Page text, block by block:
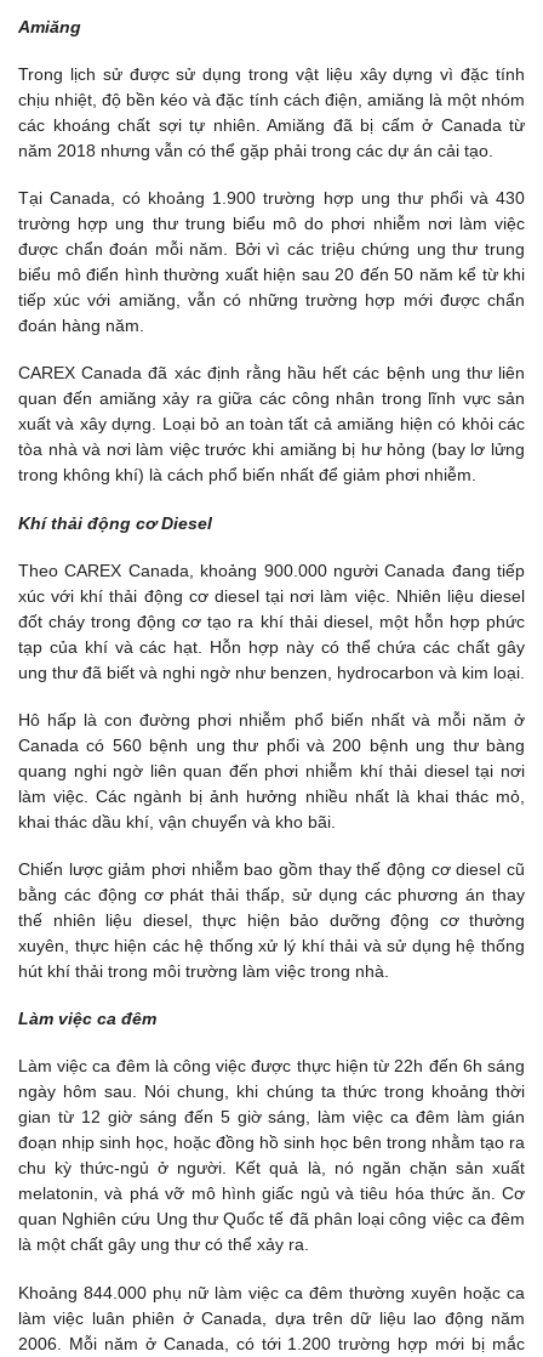
Amiăng
Trong lịch sử được sử dụng trong vật liệu xây dựng vì đặc tính
chịu nhiệt, độ bền kéo và đặc tính cách điện, amiăng là một nhóm
các khoáng chất sợi tự nhiên. Amiăng đã bị cấm ở Canada từ
năm 2018 nhưng vẫn có thể gặp phải trong các dự án cải tạo.
Tại Canada, có khoảng 1.900 trường hợp ung thư phổi và 430
trường hợp ung thư trung biểu mô do phơi nhiễm nơi làm việc
được chẩn đoán mỗi năm. Bởi vì các triệu chứng ung thư trung
biểu mô điển hình thường xuất hiện sau 20 đến 50 năm kể từ khi
tiếp xúc với amiăng, vẫn có những trường hợp mới được chẩn
đoán hàng năm.
CAREX Canada đã xác định rằng hầu hết các bệnh ung thư liên
quan đến amiăng xảy ra giữa các công nhân trong lĩnh vực sản
xuất và xây dựng. Loại bỏ an toàn tất cả amiăng hiện có khỏi các
tòa nhà và nơi làm việc trước khi amiăng bị hư hỏng (bay lơ lửng
trong không khí) là cách phổ biến nhất để giảm phơi nhiễm.
Khí thải động cơ Diesel
Theo CAREX Canada, khoảng 900.000 người Canada đang tiếp
xúc với khí thải động cơ diesel tại nơi làm việc. Nhiên liệu diesel
đốt cháy trong động cơ tạo ra khí thải diesel, một hỗn hợp phức
tạp của khí và các hạt. Hỗn hợp này có thể chứa các chất gây
ung thư đã biết và nghi ngờ như benzen, hydrocarbon và kim loại.
Hô hấp là con đường phơi nhiễm phổ biến nhất và mỗi năm ở
Canada có 560 bệnh ung thư phổi và 200 bệnh ung thư bàng
quang nghi ngờ liên quan đến phơi nhiễm khí thải diesel tại nơi
làm việc. Các ngành bị ảnh hưởng nhiều nhất là khai thác mỏ,
khai thác dầu khí, vận chuyển và kho bãi.
Chiến lược giảm phơi nhiễm bao gồm thay thế động cơ diesel cũ
bằng các động cơ phát thải thấp, sử dụng các phương án thay
thế nhiên liệu diesel, thực hiện bảo dưỡng động cơ thường
xuyên, thực hiện các hệ thống xử lý khí thải và sử dụng hệ thống
hút khí thải trong môi trường làm việc trong nhà.
Làm việc ca đêm
Làm việc ca đêm là công việc được thực hiện từ 22h đến 6h sáng
ngày hôm sau. Nói chung, khi chúng ta thức trong khoảng thời
gian từ 12 giờ sáng đến 5 giờ sáng, làm việc ca đêm làm gián
đoạn nhịp sinh học, hoặc đồng hồ sinh học bên trong nhằm tạo ra
chu kỳ thức-ngủ ở người. Kết quả là, nó ngăn chặn sản xuất
melatonin, và phá vỡ mô hình giấc ngủ và tiêu hóa thức ăn. Cơ
quan Nghiên cứu Ung thư Quốc tế đã phân loại công việc ca đêm
là một chất gây ung thư có thể xảy ra.
Khoảng 844.000 phụ nữ làm việc ca đêm thường xuyên hoặc ca
làm việc luân phiên ở Canada, dựa trên dữ liệu lao động năm
2006. Mỗi năm ở Canada, có tới 1.200 trường hợp mới bị mắc